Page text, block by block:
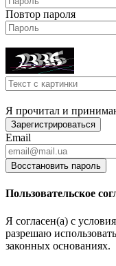
Повтор пароля
Я прочитал и
Зарегистрироваться
Email
Восстановить пароль
Пользовательское
Я согласен(а) с
разрешаю
законных основаниях.